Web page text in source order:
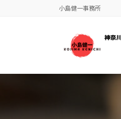
小島健一事務所